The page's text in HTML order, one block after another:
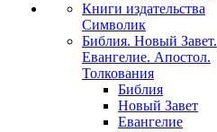
Книги издательства
Символик
Библия. Новый Завет.
Евангелие. Апостол.
Толкования
Библия
Новый Завет
Евангелие